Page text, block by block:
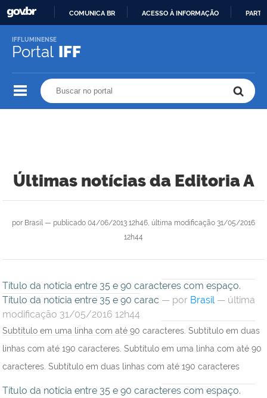
COMUNICA BR ACESSO À INFORMAÇÃO
Portal IFF
IFFLUMINENSE
Últimas notícias da Editoria A
por Brasil— publicado 04/06/2013 12h46, última modificação 31/05/2016
12h44
Título da notícia entre 35 e 90 caracteres com espaço.
Título da notícia entre 35 e 90 carac — por Brasil— última
modificação 31/05/2016 12h44
Subtítulo em uma linha com até 90 caracteres. Subtítulo em duas
linhas com até 190 caracteres. Subtítulo em uma linha com até 90
caracteres. Subtítulo em duas linhas com até 190 caracteres
Título da notícia entre 35 e 90 caracteres com espaço.